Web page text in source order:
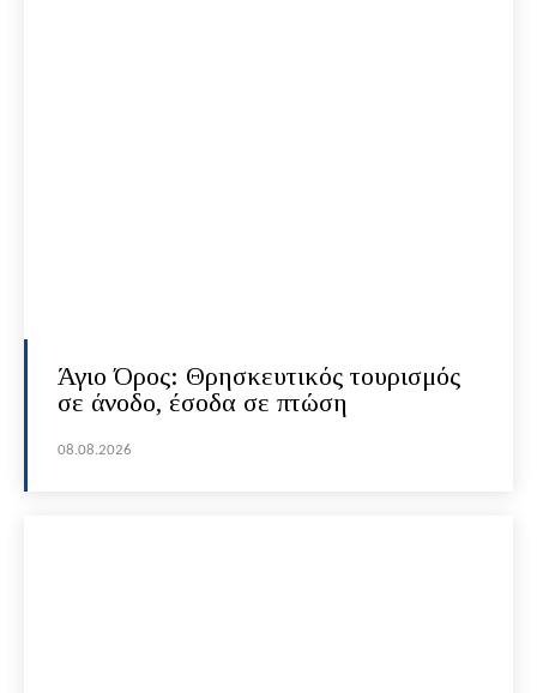
Άγιο Όρος: Θρησκευτικός τουρισμός
σε άνοδο, έσοδα σε πτώση
08.08.2026